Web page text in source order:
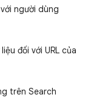
người dùng
đối với URL của
trên Search